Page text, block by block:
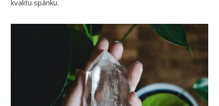
kvalitu spánku.